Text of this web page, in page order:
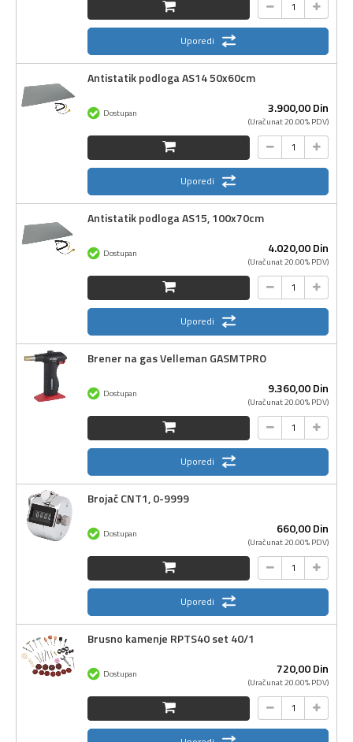
Uporedi
Antistatik podloga AS14 50x60cm
3.900,00Din
(Uračunat 20.00% PDV)
Dostupan
Uporedi
Antistatik podloga AS15, 100x70cm
4.020,00Din
(Uračunat 20.00% PDV)
Dostupan
Uporedi
Brener na gas Velleman GASMTPRO
9.360,00Din
(Uračunat 20.00% PDV)
Dostupan
Uporedi
Brojač CNT1, 0-9999
660,00Din
(Uračunat 20.00% PDV)
Dostupan
Uporedi
Brusno kamenje RPTS40 set 40/1
720,00Din
(Uračunat 20.00% PDV)
Dostupan